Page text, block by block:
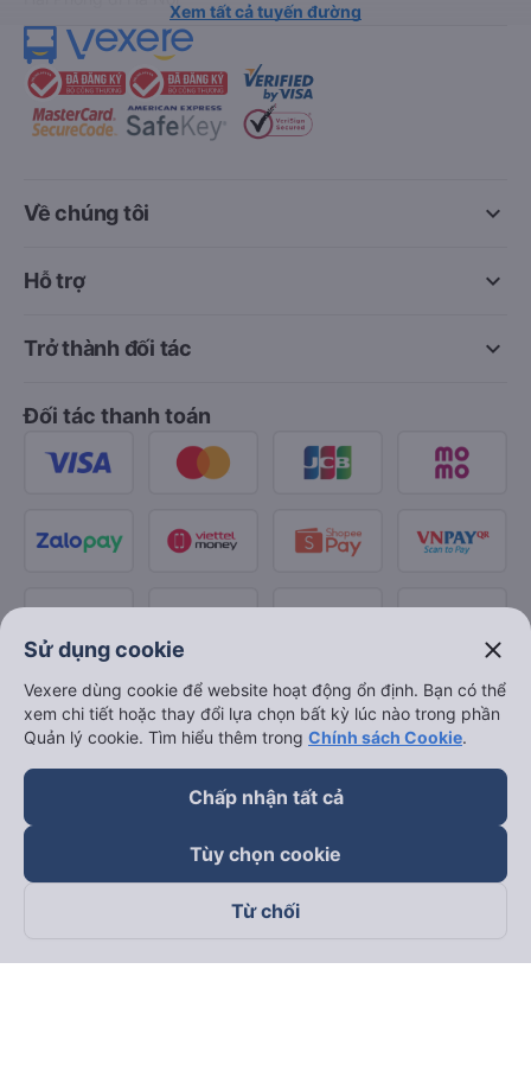
Xem tất cả tuyến đường
keyboard_arrow_down
Về chúng tôi
keyboard_arrow_down
Hỗ trợ
keyboard_arrow_down
Trở thành đối tác
Đối tác thanh toán
Theo dõi chúng tôi trên
Sử dụng cookie close
Vexere dùng cookie để website hoạt động ổn định. Bạn có thể
xem chi tiết hoặc thay đổi lựa chọn bất kỳ lúc nào trong phần
Quản lý cookie. Tìm hiểu thêm trong Chính sách Cookie.
Chấp nhận tất cả
Tùy chọn cookie
Từ chối